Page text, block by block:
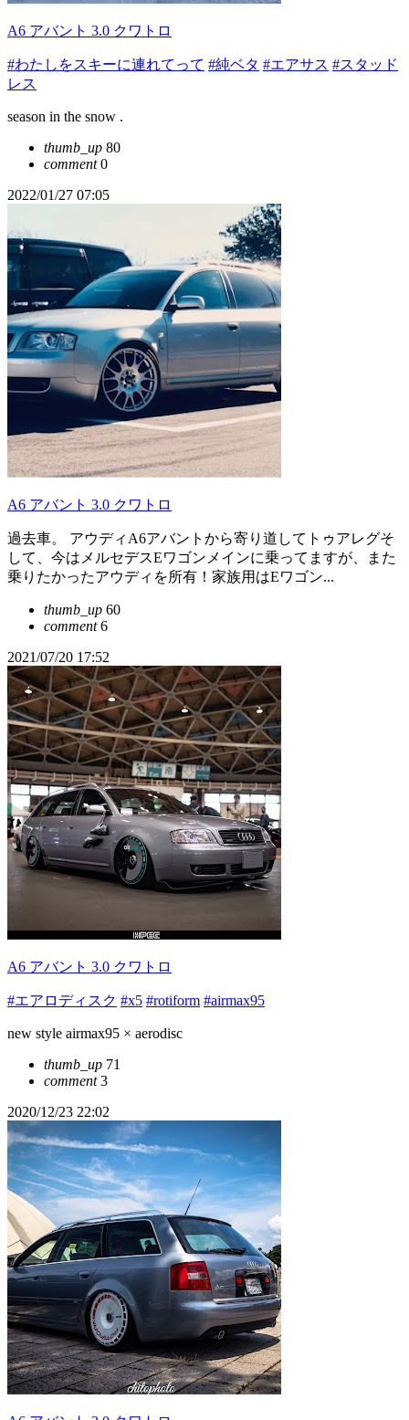
A6 アバント 3.0 クワトロ
#わたしをスキーに連れてって #純ベタ #エアサス #スタッド
レス
season in the snow .
thumb_up 80
comment0
2022/01/27 07:05
A6 アバント 3.0 クワトロ
過去車。 アウディA6アバントから寄り道してトゥアレグそ
して、今はメルセデスEワゴンメインに乗ってますが、また
乗りたかったアウディを所有！家族用はEワゴン...
thumb_up 60
comment6
2021/07/20 17:52
A6 アバント 3.0 クワトロ
#エアロディスク #x5 #rotiform #airmax95
new style airmax95 × aerodisc
thumb_up 71
comment3
2020/12/23 22:02